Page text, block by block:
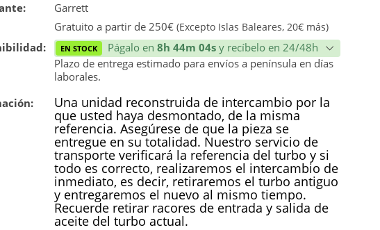
Reconstrucción
Garrett
Gratuito a partir de 250€ (Excepto Islas Baleares, 20€ más)
EN STOCK Págalo en 8h 44m 04s y recíbelo en 24/48h
Plazo de entrega estimado para envíos a península en días
laborales.
Una unidad reconstruida de intercambio por la
que usted haya desmontado, de la misma
referencia. Asegúrese de que la pieza se
entregue en su totalidad. Nuestro servicio de
transporte verificará la referencia del turbo y si
todo es correcto, realizaremos el intercambio de
inmediato, es decir, retiraremos el turbo antiguo
y entregaremos el nuevo al mismo tiempo.
Recuerde retirar racores de entrada y salida de
aceite del turbo actual.